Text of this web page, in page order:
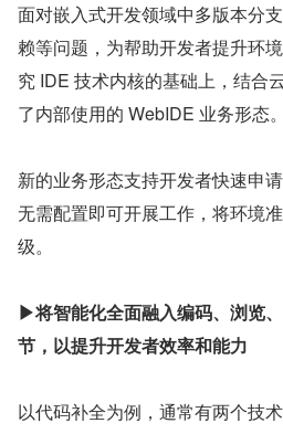
面对嵌入式开发领域中多版本分
赖等问题，为帮助开发者提升环
究 IDE 技术内核的基础上，结合
了内部使用的 WebIDE 业务形态。
新的业务形态支持开发者快速申
无需配置即可开展工作，将环境
级。
▶将智能化全面融入编码、浏览
节，以提升开发者效率和能力
以代码补全为例，通常有两个技